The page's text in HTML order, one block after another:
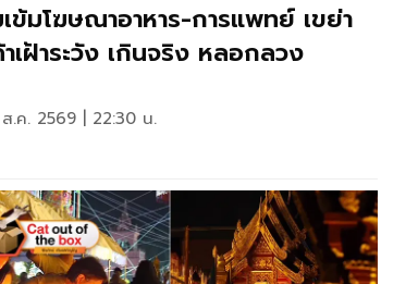
ข้มโฆษณาอาหาร-การแพทย์ เขย่า
เฝ้าระวัง เกินจริง หลอกลวง
.ค. 2569 | 22:30 น.